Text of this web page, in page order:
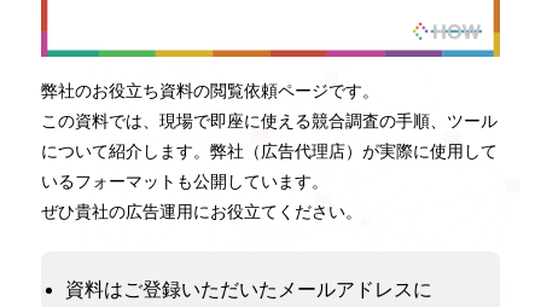
弊社のお役立ち資料の閲覧依頼ページです。
この資料では、現場で即座に使える競合調査の手順、ツール
について紹介します。弊社（広告代理店）が実際に使用して
いるフォーマットも公開しています。
ぜひ貴社の広告運用にお役立てください。
資料はご登録いただいたメールアドレスに